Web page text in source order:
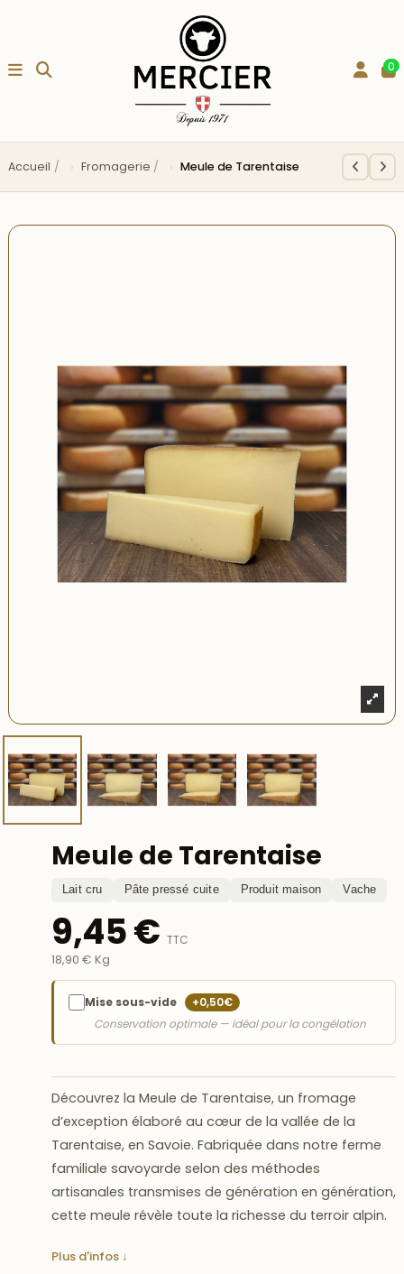
0
Accueil Fromagerie Meule de Tarentaise
Meule de Tarentaise
Lait cru Pâte pressé cuite Produit maison Vache
9,45 €TTC
18,90 € Kg
Mise sous-vide
+0,50€
Conservation optimale — idéal pour la congélation
Découvrez la Meule de Tarentaise, un fromage
d’exception élaboré au cœur de la vallée de la
Tarentaise, en Savoie. Fabriquée dans notre ferme
familiale savoyarde selon des méthodes
artisanales transmises de génération en génération,
cette meule révèle toute la richesse du terroir alpin.
Plus d'infos ↓